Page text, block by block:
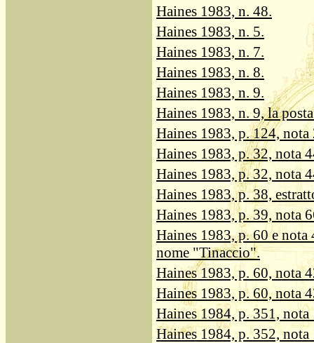
Haines 1983, n. 48.
Haines 1983, n. 5.
Haines 1983, n. 7.
Haines 1983, n. 8.
Haines 1983, n. 9.
Haines 1983, n. 9, la
Haines 1983, p. 124, nota
Haines 1983, p. 32, nota
Haines 1983, p. 32, nota
Haines 1983, p. 38,
Haines 1983, p. 39, nota
Haines 1983, p. 60 e
nome "Tinaccio".
Haines 1983, p. 60, nota
Haines 1983, p. 60, nota
Haines 1984, p. 351, nota
Haines 1984, p. 352, nota